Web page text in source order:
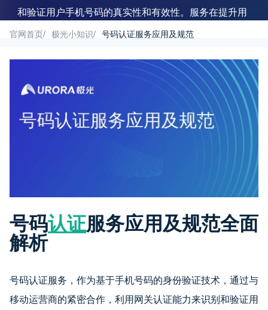
和验证用户手机号码的真实性和有效性。服务在提升用
户体验、保障通讯安全以及促进企业合规性方面发挥作
官网首页/ 极光小知识/ 号码认证服务应用及规范
号码认证服务应用及规范全面
解析
号码认证服务，作为基于手机号码的身份验证技术，通过与
移动运营商的紧密合作，利用网关认证能力来识别和验证用